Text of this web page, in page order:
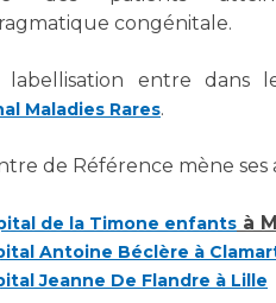
et cultes
familles
vos devoirs
de recherche
congénitale.
labellisation entre dans
Maladies Rares.
de Référence mène ses
de la Timone enfants à
Antoine Béclère à
Jeanne De Flandre à Lille